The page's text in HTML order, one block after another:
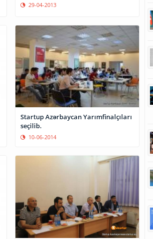
29-04-2013
Startup Azərbaycan Yarımfinalçıları
seçilib.
10-06-2014